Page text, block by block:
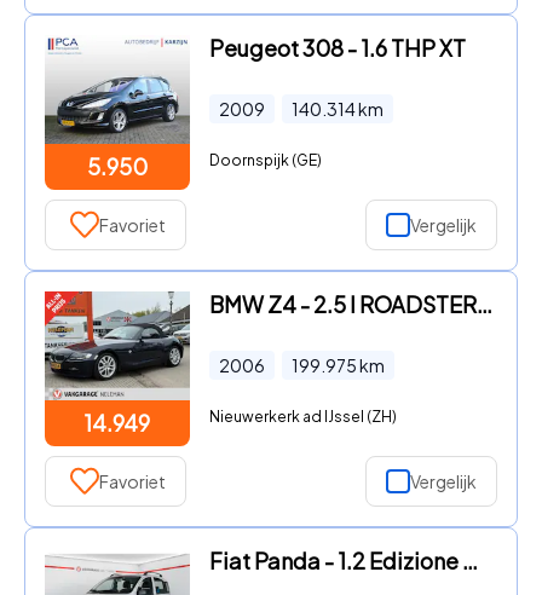
5.950
Peugeot 308 - 1.6 THP XT
2009 140.314km
Doornspijk (GE)
Favoriet Vergelijk
14.949
BMW Z4 - 2.5 I ROADSTER 2.5I Executive leer bovag garantie rijklaar
2006 199.975km
Nieuwerkerk ad IJssel (ZH)
Favoriet Vergelijk
Fiat Panda - 1.2 Edizione Cool